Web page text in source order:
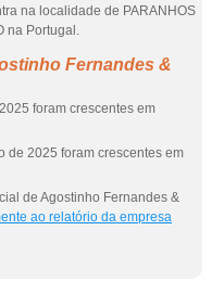
na localidade de PARANHOS
na Portugal.
Fernandes &
foram crescentes em
de 2025 foram crescentes em
de Agostinho Fernandes &
ao relatório da empresa